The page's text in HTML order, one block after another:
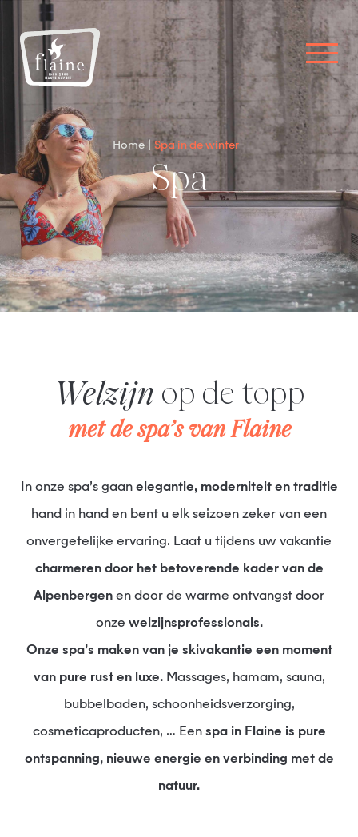
Home Spa in de winter
Spa
Welzijn op de topp
met de spa’s van Flaine
In onze spa’s gaan elegantie, moderniteit en traditie
hand in hand en bent u elk seizoen zeker van een
onvergetelijke ervaring. Laat u tijdens uw vakantie
charmeren door het betoverende kader van de
Alpenbergen en door de warme ontvangst door
onze welzijnsprofessionals.
Onze spa’s maken van je skivakantie een moment
van pure rust en luxe.Massages, hamam, sauna,
bubbelbaden, schoonheidsverzorging,
cosmeticaproducten, … Een spa in Flaine is pure
ontspanning, nieuwe energie en verbinding met de
natuur.